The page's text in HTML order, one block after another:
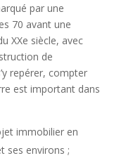
par une
70 avant une
XXe siècle, avec
de
repérer, compter
est important dans
immobilier en
ses environs ;